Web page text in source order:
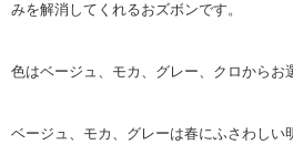
みを解消してくれるおズボンです。
色はベージュ、モカ、グレー、クロからお
ベージュ、モカ、グレーは春にふさわしい